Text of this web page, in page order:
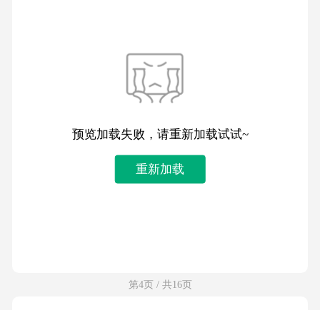
预览加载失败，请重新加载试试~
重新加载
第4页 / 共16页